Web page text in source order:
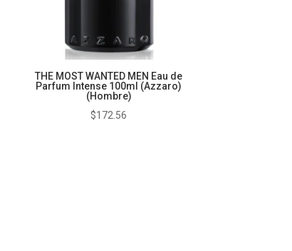
THE MOST WANTED MEN Eau de
Parfum Intense 100ml (Azzaro)
(Hombre)
$172.56